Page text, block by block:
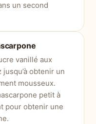
un second
vanillé aux
obtenir un
mousseux.
petit à
pour obtenir une